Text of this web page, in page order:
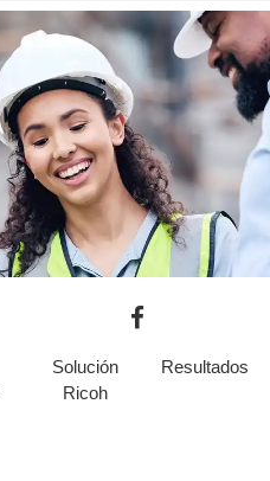
Solución
Ricoh
Resultados